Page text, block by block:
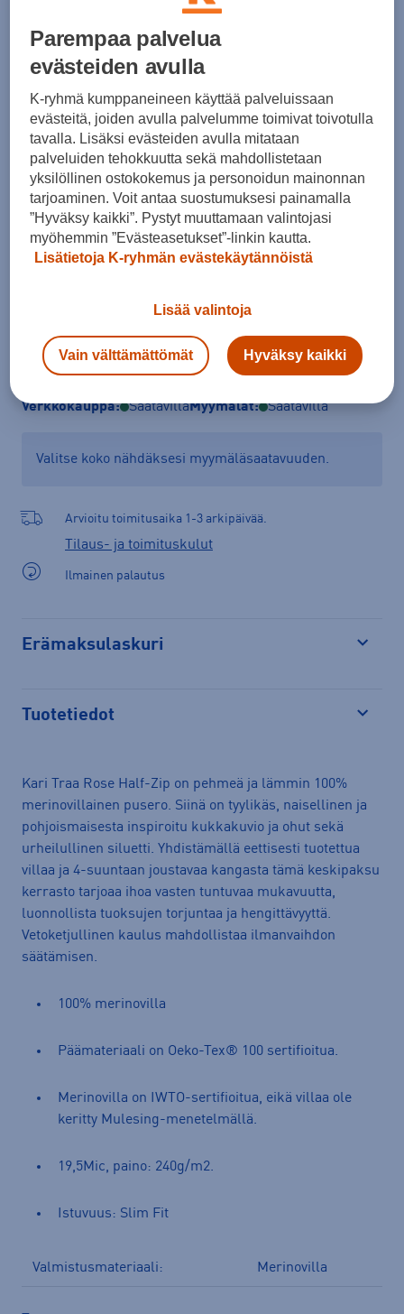
Koko
XS S M L XL XXL
Kokotaulukko
Tarkista saatavuus ja tilaa myymälästä
Verkkokauppa: SaatavillaMyymälät: Saatavilla
Valitse koko nähdäksesi myymäläsaatavuuden.
Arvioitu toimitusaika 1-3 arkipäivää.
Tilaus- ja toimituskulut
Ilmainen palautus
Erämaksulaskuri
Tuotetiedot
Kari Traa Rose Half-Zip on pehmeä ja lämmin 100%
merinovillainen pusero. Siinä on tyylikäs, naisellinen ja
pohjoismaisesta inspiroitu kukkakuvio ja ohut sekä
urheilullinen siluetti. Yhdistämällä eettisesti tuotettua
villaa ja 4-suuntaan joustavaa kangasta tämä keskipaksu
kerrasto tarjoaa ihoa vasten tuntuvaa mukavuutta,
luonnollista tuoksujen torjuntaa ja hengittävyyttä.
Vetoketjullinen kaulus mahdollistaa ilmanvaihdon
säätämisen.
100% merinovilla
Päämateriaali on Oeko-Tex® 100 sertifioitua.
Merinovilla on IWTO-sertifioitua, eikä villaa ole
keritty Mulesing-menetelmällä.
19,5Mic, paino: 240g/m2.
Istuvuus: Slim Fit
Valmistusmateriaali: Merinovilla
Parempaa palvelua
evästeiden avulla
K-ryhmä kumppaneineen käyttää palveluissaan
evästeitä, joiden avulla palvelumme toimivat toivotulla
tavalla. Lisäksi evästeiden avulla mitataan
palveluiden tehokkuutta sekä mahdollistetaan
yksilöllinen ostokokemus ja personoidun mainonnan
tarjoaminen. Voit antaa suostumuksesi painamalla
”Hyväksy kaikki”. Pystyt muuttamaan valintojasi
myöhemmin ”Evästeasetukset”-linkin kautta.
Lisätietoja K-ryhmän evästekäytännöistä
Lisää valintoja
Vain välttämättömät Hyväksy kaikki